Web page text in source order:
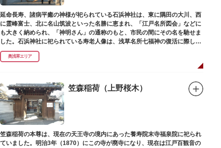
延命長寿、諸病平癒の神様が祀られている石浜神社は、東に隅田の大川、西
に霊峰富士、北に名山筑波といった名勝に恵まれ、「江戸名所図会」などに
も大きく納められ、「神明さん」の通称のもと、市民の間にその名を馳せま
した。石浜神社に祀られている寿老人像は、浅草名所七福神の復活に際し、
延命長寿の神として奉安されたものです。
奥浅草エリア
笠森稲荷（上野桜木）
笠森稲荷の本尊は、現在の天王寺の境内にあった養寿院末寺福泉院に祀られ
ていました。明治3年（1870）にこの寺が廃寺になり、現在は江戸百観音の